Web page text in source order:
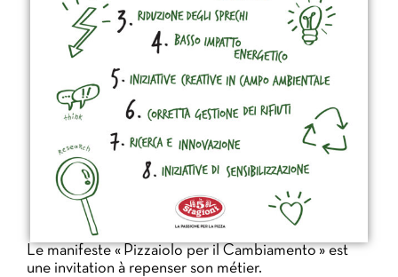
Le manifeste « Pizzaiolo per il Cambiamento » est
une invitation à repenser son métier.